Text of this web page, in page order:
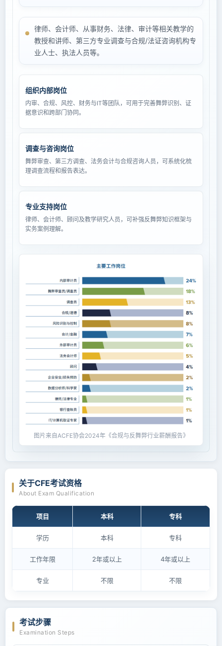
律师、会计师、从事财务、法律、审计等相关教学的
教授和讲师、第三方专业调查与合规/法证咨询机构专
业人士、执法人员等。
组织内部岗位
内审、合规、风控、财务与IT等团队，可用于完善舞弊识别、证
据意识和跨部门协同。
调查与咨询岗位
舞弊审查、第三方调查、法务会计与合规咨询人员，可系统化梳
理调查流程和报告表达。
专业支持岗位
律师、会计师、顾问及教学研究人员，可补强反舞弊知识框架与
实务案例理解。
图片来自ACFE协会2024年《合规与反舞弊行业薪酬报告》
关于CFE考试资格
About Exam Qualification
项目 本科 专科
学历 本科 专科
工作年限 2年或以上 4年或以上
专业 不限 不限
考试步骤
Examination Steps